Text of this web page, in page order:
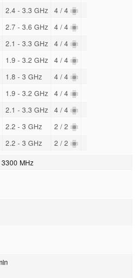
2.4 - 3.3 GHz 4 / 4
2.7 - 3.6 GHz 4 / 4
2.1 - 3.3 GHz 4 / 4
1.9 - 3.2 GHz 4 / 4
1.8 - 3 GHz 4 / 4
1.9 - 3.2 GHz 4 / 4
2.1 - 3.3 GHz 4 / 4
2.2 - 3 GHz 2 / 2
2.2 - 3 GHz 2 / 2
MHz